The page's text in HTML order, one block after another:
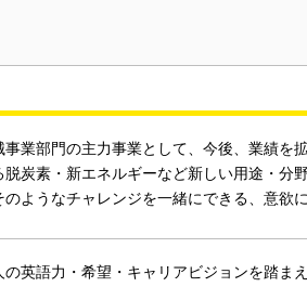
事業部門の主力事業として、今後、業績を
脱炭素・新エネルギーなど新しい用途・分
ようなチャレンジを一緒にできる、意欲
の英語力・希望・キャリアビジョンを踏ま